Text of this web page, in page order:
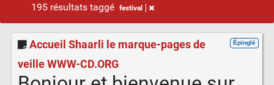
195 résultats taggé festival
Épinglé
Accueil Shaarli le marque-pages de
veille WWW-CD.ORG